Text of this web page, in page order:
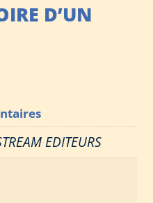
D’UN
EDITEURS